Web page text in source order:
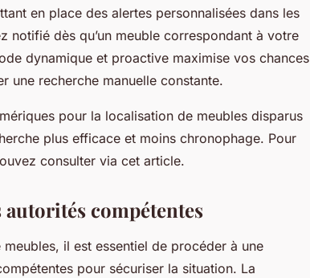
en place des alertes personnalisées dans les
notifié dès qu’un meuble correspondant à votre
dynamique et proactive maximise vos chances
une recherche manuelle constante.
pour la localisation de meubles disparus
plus efficace et moins chronophage. Pour
consulter via cet article.
autorités compétentes
il est essentiel de procéder à une
pour sécuriser la situation. La